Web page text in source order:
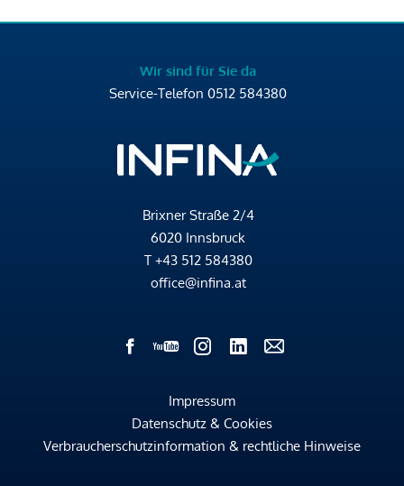
Wir sind für Sie da
Service-Telefon 0512 584380
Brixner Straße 2/4
6020 Innsbruck
T +43 512 584380
office@infina.at
Impressum
Datenschutz & Cookies
Verbraucherschutzinformation & rechtliche Hinweise